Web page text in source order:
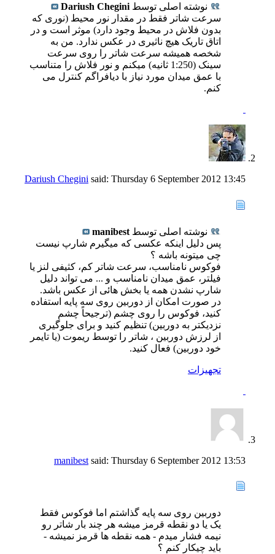
نوشته اصلی توسط Dariush Chegini
سرعت شاتر فقط در مقدار نور محیط (نوری که
بدون فلاش در محیط وجود دارد) موثر است و در
اتاق تاریک هیچ ناثیری در عکس ندارد. من به
شخصه همیشه سرعت شاتر را روی سرعت
سینک (1:250 ثانیه) میکنم و نور فلاش را متناسب
با عمق میدان مورد نیاز با دیافراگم کنترل می
کنم.
Dariush Chegini said: Thursday 6 September 2012 13:45
نوشته اصلی توسط manibest
پس دلیل اینکه عکسی که میگیرم شارپ نیست
چی میتونه باشه ؟
فوکوس نامناسب، سرعت شاتر کم، کثیفی لنز یا
فیلتر، عمق میدان نامناسب و ... می تواند دلیل
شارپ نشدن همه یا بخش هائی از عکس باشد.
در صورت امکان از دوربین روی سه پایه استفاده
کنید، فوکوس را روی چشم (ترجیحاً چشم
نزدیکتر به دوربین) تنظیم کنید و برای جلوگیری
از لرزش دوربین ، شاتر را توسط ریموت (یا تایمر
خود دوربین) فعال کنید.
تجهيزات
manibest said: Thursday 6 September 2012 13:53
دوربین روی سه پایه گذاشتم اما فوکوس فقط
یک یا دو نقطه قرمز میشه هر چند بار شاتر رو
نیمه فشار میدم - همه نقطه ها قرمز نمیشه -
باید چیکار کنم ؟